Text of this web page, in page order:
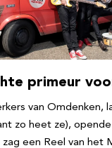
primeur
van Omdenken,
zo heet ze),
zag een Reel van het